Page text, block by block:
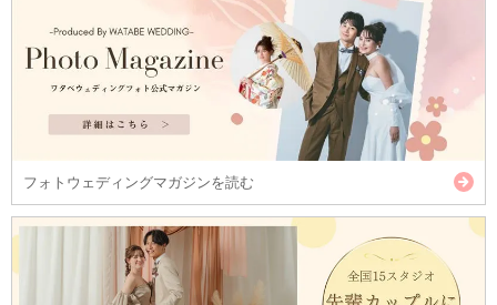
フォトウェディングマガジンを読む